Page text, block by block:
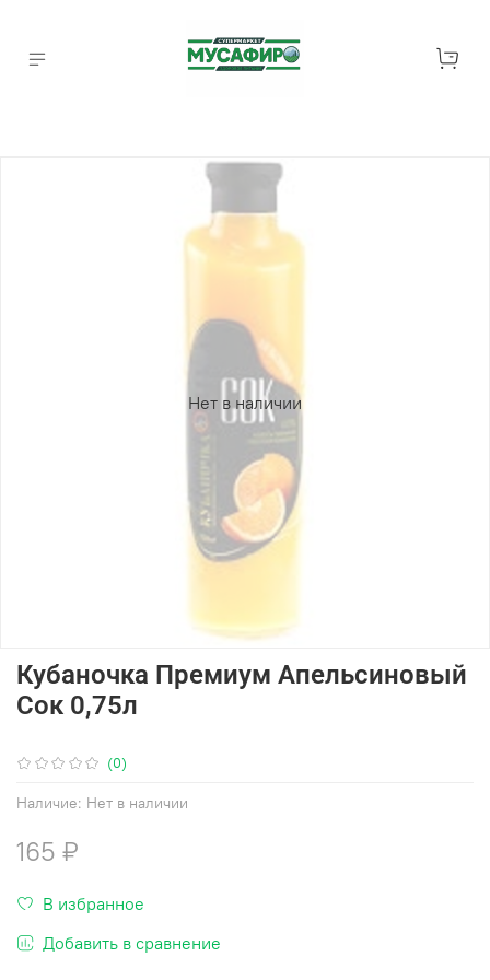
Нет в наличии
(0)
Наличие: Нет в наличии
Кубаночка Премиум Апельсиновый
Сок 0,75л
165 ₽
В избранное
Добавить в сравнение